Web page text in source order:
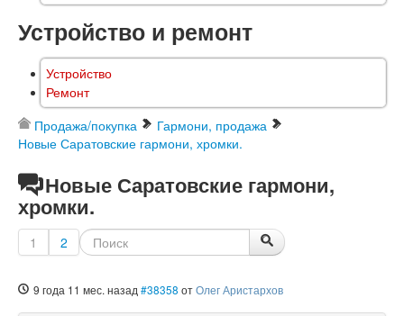
Устройство и ремонт
Устройство
Ремонт
Продажа/покупка
Гармони, продажа
Новые Саратовские гармони, хромки.
Новые Саратовские гармони,
хромки.
1 2
9 года 11 мес. назад #38358 отОлег Аристархов